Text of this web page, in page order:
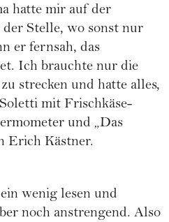
hatte mir auf der
Stelle, wo sonst nur
er fernsah, das
Ich brauchte nur die
strecken und hatte alles,
mit Frischkäse-
und „Das
Erich Kästner.
wenig lesen und
noch anstrengend. Also